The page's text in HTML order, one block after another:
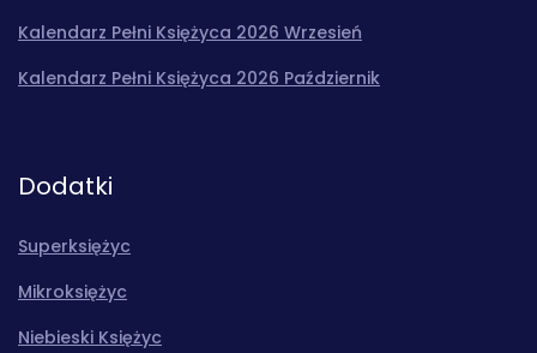
Kalendarz Pełni Księżyca 2026 Wrzesień
Kalendarz Pełni Księżyca 2026 Październik
Dodatki
Superksiężyc
Mikroksiężyc
Niebieski Księżyc